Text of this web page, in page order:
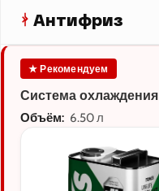
Антифриз
★ Рекомендуем
Система охлаждения
Объём: 6.50 л